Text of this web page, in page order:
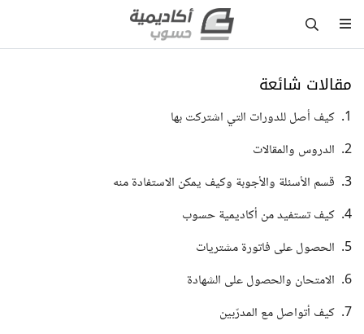
مقالات شائعة
1. كيف أصل للدورات التي اشتركت بها
2. الدروس والمقالات
3. قسم الأسئلة والأجوبة وكيف يمكن الاستفادة منه
4. كيف تستفيد من أكاديمية حسوب
5. الحصول على فاتورة مشتريات
6. الامتحان والحصول على الشهادة
7. كيف أتواصل مع المدرّبين